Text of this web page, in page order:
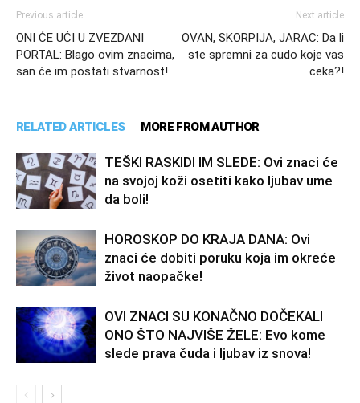
Previous article
ONI ĆE UĆI U ZVEZDANI
PORTAL: Blago ovim znacima,
san će im postati stvarnost!
Next article
OVAN, SKORPIJA, JARAC: Da li
ste spremni za cudo koje vas
ceka?!
RELATED ARTICLES MORE FROM AUTHOR
TEŠKI RASKIDI IM SLEDE: Ovi znaci će
na svojoj koži osetiti kako ljubav ume
da boli!
HOROSKOP DO KRAJA DANA: Ovi
znaci će dobiti poruku koja im okreće
život naopačke!
OVI ZNACI SU KONAČNO DOČEKALI
ONO ŠTO NAJVIŠE ŽELE: Evo kome
slede prava čuda i ljubav iz snova!